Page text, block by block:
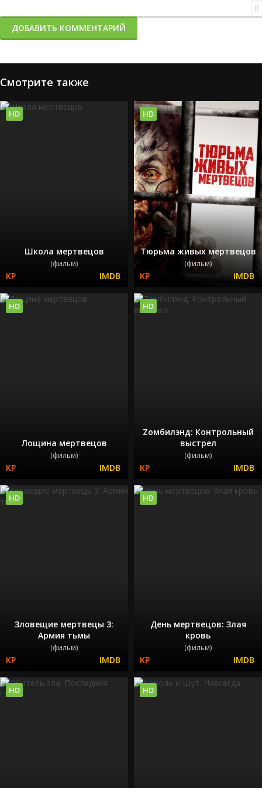
0
ДОБАВИТЬ КОММЕНТАРИЙ
Смотрите также
Школа мертвецов
(фильм)
HD
Тюрьма живых мертвецов
(фильм)
HD
Лощина мертвецов
(фильм)
HD
Zомбилэнд: Контрольный
выстрел
(фильм)
HD
Зловещие мертвецы 3:
Армия тьмы
(фильм)
HD
День мертвецов: Злая
кровь
(фильм)
HD
HD HD